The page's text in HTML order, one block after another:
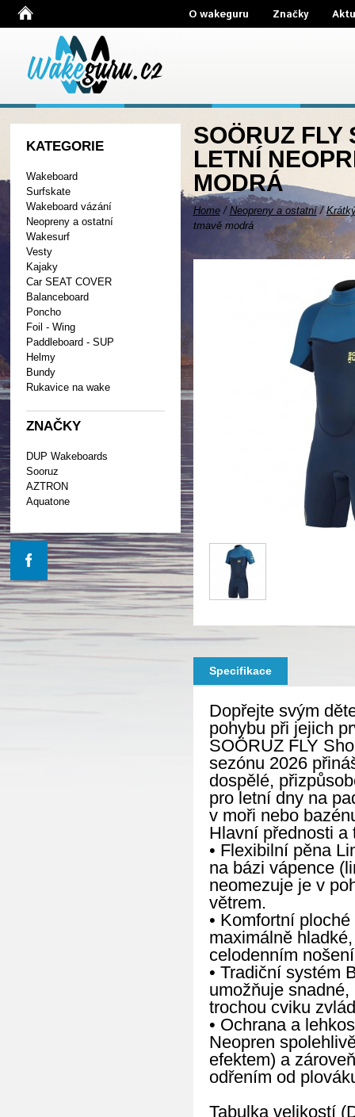
O wakeguru Značky
KATEGORIE
Wakeboard
Surfskate
Wakeboard vázání
Neopreny a ostatní
Wakesurf
Vesty
Kajaky
Car SEAT COVER
Balanceboard
Poncho
Foil - Wing
Paddleboard - SUP
Helmy
Bundy
Rukavice na wake
ZNAČKY
DUP Wakeboards
Sooruz
AZTRON
Aquatone
SOÖRUZ FLY
LETNÍ
MODRÁ
Home/ Neopreny a ostatní/
tmavě modrá
Specifikace
Dopřejte svým
pohybu při jejich
SOÖRUZ FLY
sezónu 2026
dospělé,
pro letní dny na
v moři nebo
Hlavní přednosti a
• Flexibilní pěna
na bázi vápence
neomezuje je v
větrem.
• Komfortní
maximálně
celodenním
• Tradiční systém
umožňuje
trochou cviku
• Ochrana a
Neopren
efektem) a
odřením od
Tabulka velikostí